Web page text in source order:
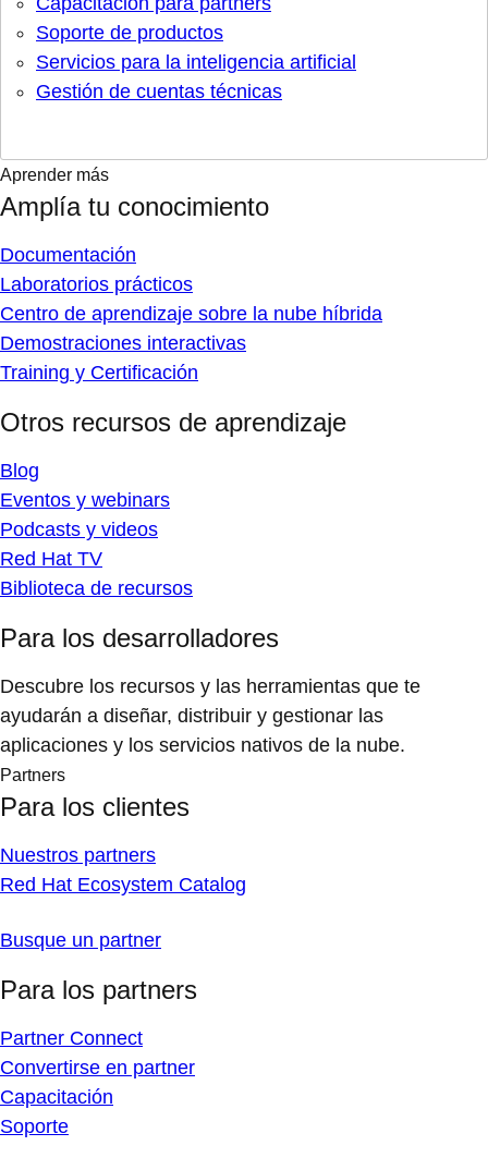
Soporte de productos
Servicios para la inteligencia artificial
Gestión de cuentas técnicas
Aprender más
Amplía tu conocimiento
Documentación
Laboratorios prácticos
Centro de aprendizaje sobre la nube híbrida
Demostraciones interactivas
Training y Certificación
Otros recursos de aprendizaje
Blog
Eventos y webinars
Podcasts y videos
Red Hat TV
Biblioteca de recursos
Para los desarrolladores
Descubre los recursos y las herramientas que te
ayudarán a diseñar, distribuir y gestionar las
aplicaciones y los servicios nativos de la nube.
Partners
Para los clientes
Nuestros partners
Red Hat Ecosystem Catalog
Busque un partner
Para los partners
Partner Connect
Convertirse en partner
Capacitación
Soporte